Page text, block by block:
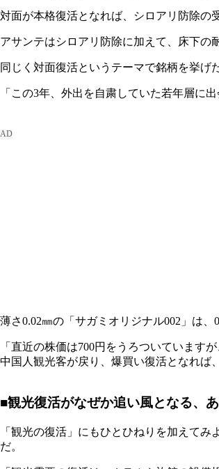
対面が本格復活となれば、シロアリ防除の
アサンテはシロアリ防除に加えて、床下の
同じく対面復活というテーマで銘柄を挙
「この3年、外出を自粛していた若年層に
薄さ0.02㎜の「サガミオリジナル002」は
「直近の株価は700円をうろついています
中国人観光客が戻り、爆買い復活となれば
■観光復活がなぜか追い風となる、
「観光の復活」にもひとひねりを加えて
だ。